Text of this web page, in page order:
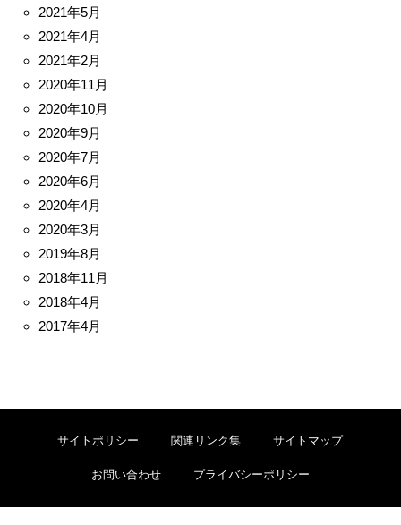
2021年5月
2021年4月
2021年2月
2020年11月
2020年10月
2020年9月
2020年7月
2020年6月
2020年4月
2020年3月
2019年8月
2018年11月
2018年4月
2017年4月
サイトポリシー 関連リンク集 サイトマップ
お問い合わせ プライバシーポリシー